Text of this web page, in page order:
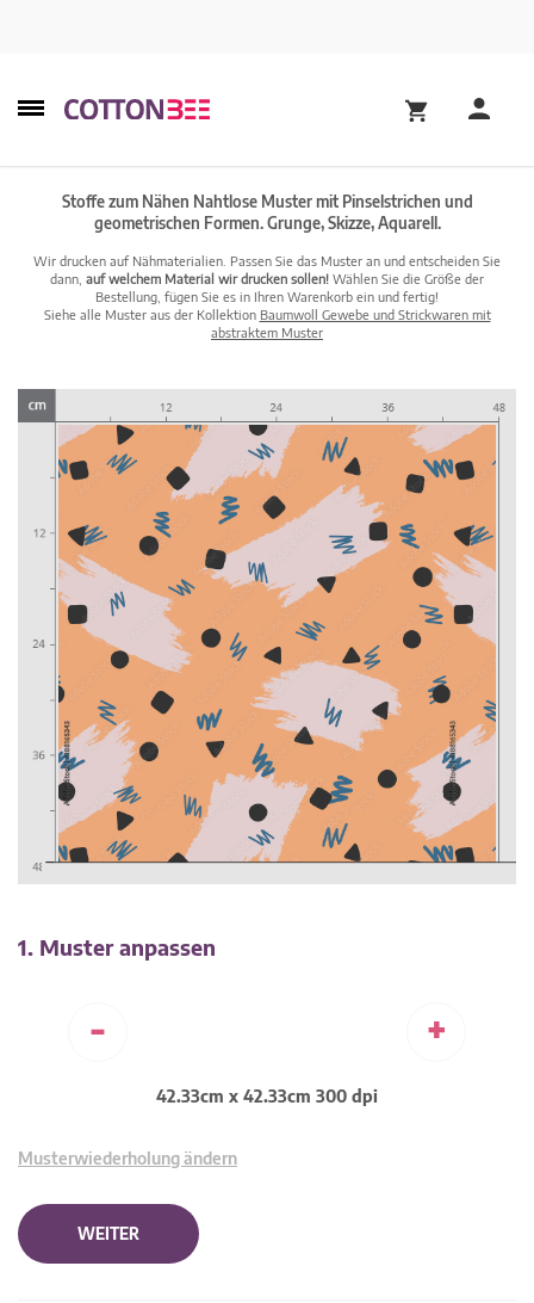
Stoffe zum Nähen Nahtlose Muster mit Pinselstrichen und
geometrischen Formen. Grunge, Skizze, Aquarell.
Wir drucken auf Nähmaterialien. Passen Sie das Muster an und entscheiden Sie
dann, auf welchem Material wir drucken sollen! Wählen Sie die Größe der
Bestellung, fügen Sie es in Ihren Warenkorb ein und fertig!
Siehe alle Muster aus der Kollektion Baumwoll Gewebe und Strickwaren mit
abstraktem Muster
1. Muster anpassen
- +
42.33cm x 42.33cm 300 dpi
Musterwiederholung ändern
WEITER